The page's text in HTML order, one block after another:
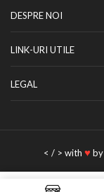
DESPRE NOI
LINK-URI UTILE
LEGAL
< / > with ♥ by